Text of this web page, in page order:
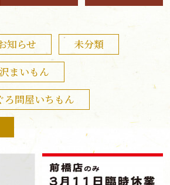
知らせ
未分類
まいもん
ろ問屋いちもん